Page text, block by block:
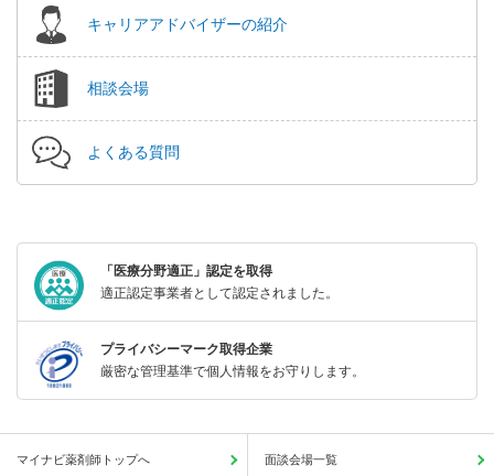
キャリアアドバイザーの紹介
相談会場
よくある質問
「医療分野適正」認定を取得
適正認定事業者として認定されました。
プライバシーマーク取得企業
厳密な管理基準で個人情報をお守りします。
マイナビ薬剤師トップへ 面談会場一覧